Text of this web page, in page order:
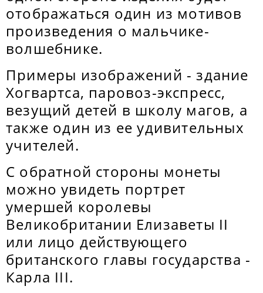
отображаться один из мотивов
произведения о мальчике-
волшебнике.
Примеры изображений - здание
Хогвартса, паровоз-экспресс,
везущий детей в школу магов, а
также один из ее удивительных
учителей.
С обратной стороны монеты
можно увидеть портрет
умершей королевы
Великобритании Елизаветы II
или лицо действующего
британского главы государства -
Карла III.